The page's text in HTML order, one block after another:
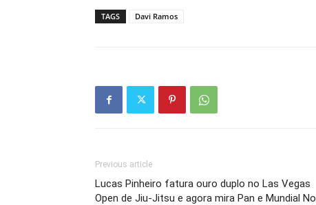
TAGS Davi Ramos
Previous article
Lucas Pinheiro fatura ouro duplo no Las Vegas
Open de Jiu-Jitsu e agora mira Pan e Mundial No